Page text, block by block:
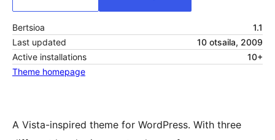
Bertsioa
1.1
Last updated
10 otsaila, 2009
Active installations
10+
Theme homepage
A Vista-inspired theme for WordPress. With three